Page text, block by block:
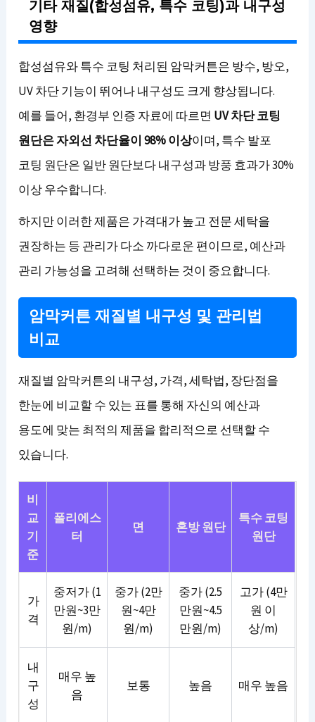
기타 재질(합성섬유, 특수 코팅)과 내구성
영향
합성섬유와 특수 코팅 처리된 암막커튼은 방수, 방오,
UV 차단 기능이 뛰어나 내구성도 크게 향상됩니다.
예를 들어, 환경부 인증 자료에 따르면 UV 차단 코팅
원단은 자외선 차단율이 98% 이상이며, 특수 발포
코팅 원단은 일반 원단보다 내구성과 방풍 효과가 30%
이상 우수합니다.
하지만 이러한 제품은 가격대가 높고 전문 세탁을
권장하는 등 관리가 다소 까다로운 편이므로, 예산과
관리 가능성을 고려해 선택하는 것이 중요합니다.
암막커튼 재질별 내구성 및 관리법
비교
재질별 암막커튼의 내구성, 가격, 세탁법, 장단점을
한눈에 비교할 수 있는 표를 통해 자신의 예산과
용도에 맞는 최적의 제품을 합리적으로 선택할 수
있습니다.
비
교
기
준
폴리에스
터
면 혼방 원단
특수 코팅
원단
가
격
중저가 (1
만원~3만
원/m)
중가 (2만
원~4만
원/m)
중가 (2.5
만원~4.5
만원/m)
고가 (4만
원 이
상/m)
내
구
성
매우 높
음
보통 높음 매우 높음